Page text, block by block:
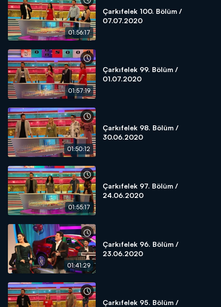
01:56:17
Çarkıfelek 100. Bölüm /
07.07.2020
01:57:19
Çarkıfelek 99. Bölüm /
01.07.2020
01:50:12
Çarkıfelek 98. Bölüm /
30.06.2020
01:55:17
Çarkıfelek 97. Bölüm /
24.06.2020
01:41:29
Çarkıfelek 96. Bölüm /
23.06.2020
Çarkıfelek 95. Bölüm /